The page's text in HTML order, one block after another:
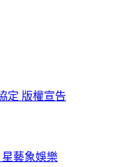
定 版權宣告
星藝象娛樂